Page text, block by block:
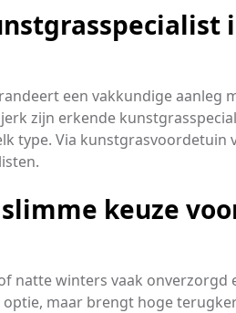
een vakkundige aanleg
zijn erkende
type. Via kunstgrasvoordetuin
keuze
natte winters vaak onverzorgd
maar brengt hoge